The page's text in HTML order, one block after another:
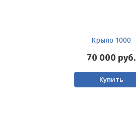
Крыло 1000
70 000 руб.
Купить